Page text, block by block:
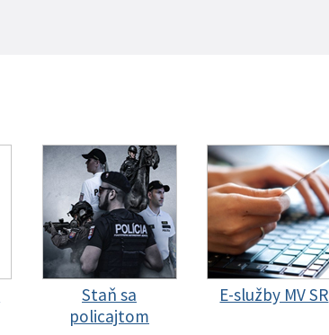
Staň sa
policajtom
E-služby MV SR